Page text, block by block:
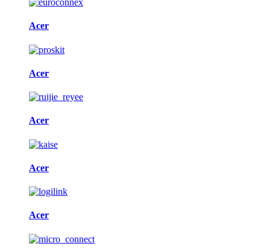
Acer
Acer
Acer
Acer
Acer